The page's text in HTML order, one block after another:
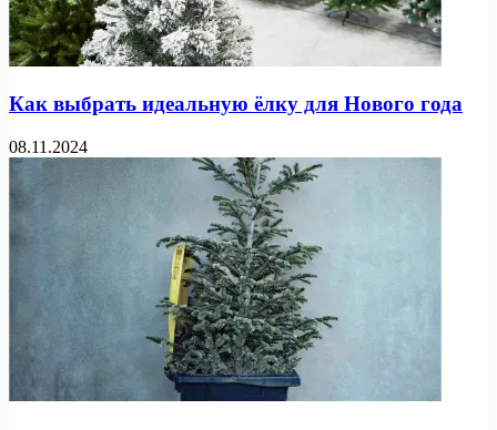
Как выбрать идеальную ёлку для Нового года
08.11.2024